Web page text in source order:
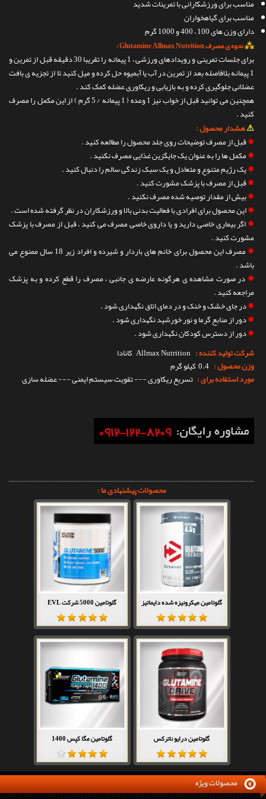
مناسب برای ورزشکارانی با تمرینات شدید
مناسب برای گیاهخواران
دارای وزن های 100 ، 400 و 1000 گرم
⁂نحوه ی مصرف Glutamine Allmax Nutrition :
برای جلسات تمرینی و رویدادهای ورزشی ، 1 پیمانه را تقریبا 30 دقیقه قبل از تمرین و
1 پیمانه بلافاصله بعد از تمرین در آب یا آبمیوه حل کرده و میل کنید تا از تجزیه ی بافت
عضلانی جلوگیری کرده و به بازیابی و ریکاوری عضله کمک کند .
همچنین می توانید قبل از خواب نیز 1 وعده ( 1 پیمانه / 5 گرم ) از این مکمل را مصرف
کنید .
⚠هشدار محصول :
✵قبل از مصرف توضیحات روی جلد محصول را مطالعه کنید .
✵مکمل ها را به عنوان یک جایگزین غذایی مصرف نکنید .
✵یک رژیم متنوع و متعادل و یک سبک زندگی سالم را دنبال کنید .
✵قبل از مصرف با پزشک مشورت کنید .
✵بیش از مقدار توصیه شده مصرف نکنید .
✵این محصول برای افرادی با فعالیت بدنی بالا و ورزشکاران در نظر گرفته شده است .
✵اگر بیماری خاصی دارید و یا داروی خاصی مصرف می کنید ، قبل از مصرف با پزشک
مشورت کنید .
✵
مصرف این محصول برای خانم های باردار و شیرده و افراد زیر 18 سال ممنوع می
باشد .
✵در صورت مشاهده ی هرگونه عارضه ی جانبی ، مصرف را قطع کرده و به پزشک
مراجعه کنید .
✵در جای خشک و خنک و در دمای اتاق نگهداری شود .
✵دور از منابع گرما و نور خورشید نگهداری شود .
✵دور از دسترس کودکان نگهداری شود .
شرکت تولید کننده : Allmax Nutrition کانادا
وزن محصول : 0.4 کیلو گرم
مورد استفاده برای : تسریع ریکاوری --- تقویت سیستم ایمنی --- عضله سازی
محصولات پیشنهادی ما :
گلوتامین میکرونیزه شده دایماتیز گلوتامین 5000 شرکت EVL
گلوتامین درایو ناترکس گلوتامین مگا کپس 1400
محصولات ویژه